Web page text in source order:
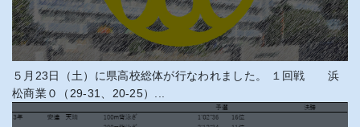
５月23日（土）に県高校総体が行なわれました。 １回戦 浜
松商業０（29-31、20-25）...